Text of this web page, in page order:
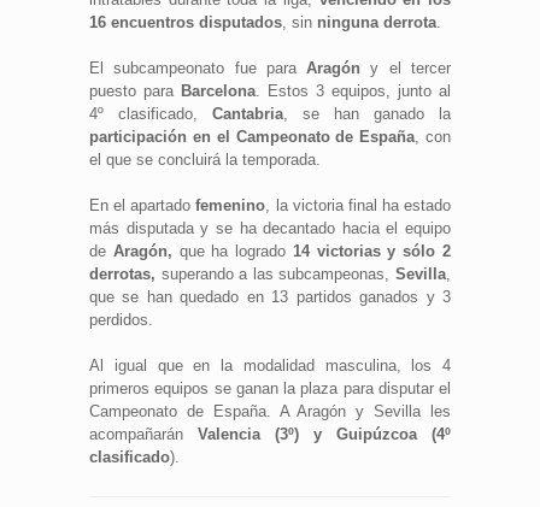
16 encuentros disputados, sin ninguna derrota.
El subcampeonato fue paraAragón y el tercer
puesto para Barcelona. Estos 3 equipos, junto al
4º clasificado, Cantabria, se han ganado la
participación en el Campeonato de España, con
el que se concluirá la temporada.
En el apartadofemenino, la victoria final ha estado
más disputada y se ha decantado hacia el equipo
de Aragón, que ha logrado 14 victorias y sólo 2
derrotas, superando a las subcampeonas, Sevilla,
que se han quedado en 13 partidos ganados y 3
perdidos.
Al igual que en la modalidad masculina, los 4
primeros equipos se ganan la plaza para disputar el
Campeonato de España. A Aragón y Sevilla les
acompañarán Valencia (3º) y Guipúzcoa (4º
clasificado).